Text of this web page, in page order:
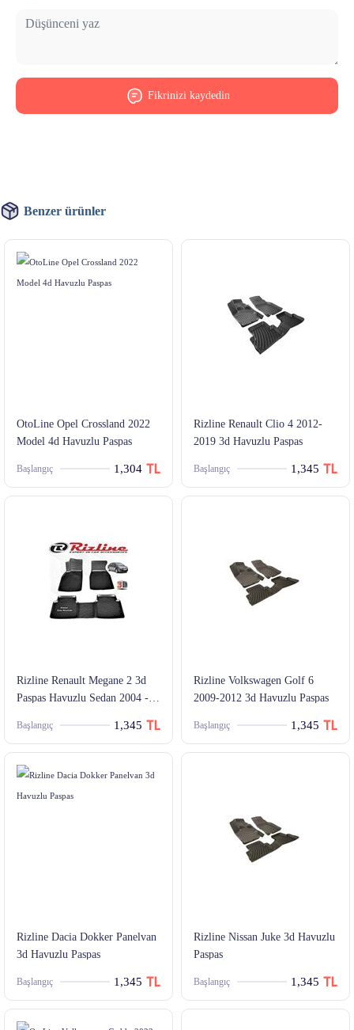
Fikrinizi kaydedin
Benzer ürünler
OtoLine Opel Crossland 2022
Model 4d Havuzlu Paspas
Başlangıç 1,304
Rizline Renault Clio 4 2012-
2019 3d Havuzlu Paspas
Başlangıç 1,345
Rizline Renault Megane 2 3d
Paspas Havuzlu Sedan 2004 -
Başlangıç 1,345
Rizline Volkswagen Golf 6
2009-2012 3d Havuzlu Paspas
Başlangıç 1,345
Rizline Dacia Dokker Panelvan
3d Havuzlu Paspas
Başlangıç 1,345
Rizline Nissan Juke 3d Havuzlu
Paspas
Başlangıç 1,345